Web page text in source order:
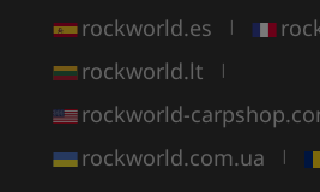
rockworld.es |
rockworld.lt |
rockworld-
rockworld.com.ua |